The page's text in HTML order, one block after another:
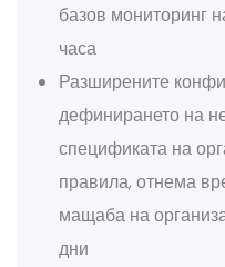
базов мониторинг
часа
Разширените
дефинирането на
спецификата на
правила, отнема
мащаба на
дни